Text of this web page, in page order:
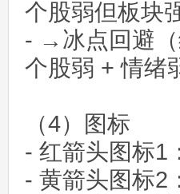
个股弱但板块
- →冰点回避（
个股弱 + 情绪
（4）图标
- 红箭头图标1
- 黄箭头图标2